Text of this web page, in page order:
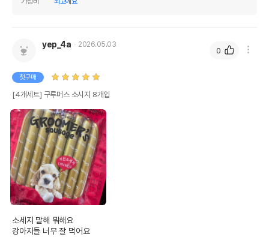
yep_4a 2026.05.03
첫구매
[4개세트] 구루머스 소시지 8개입
소세지 말해 뭐해요
강아지들 너무 잘 먹어요
0